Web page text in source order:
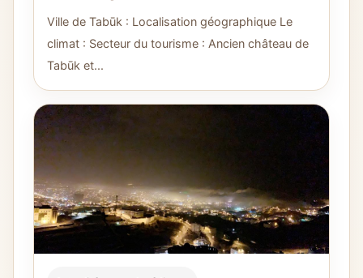
Ville de Tabūk : Localisation géographique Le
climat : Secteur du tourisme : Ancien château de
Tabūk et...